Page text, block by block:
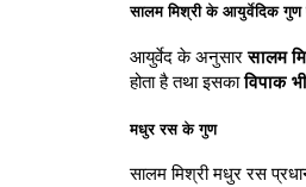
सालम मिश्री के आयुर्वेदिक गुण
आयुर्वेद के अनुसारसालम
होता है तथा इसकाविपाक
मधुर रस के गुण
सालम मिश्री मधुर रस